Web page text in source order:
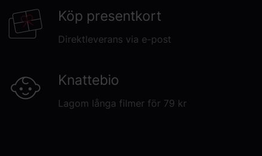
Köp presentkort
Direktleverans via e-post
Knattebio
Lagom långa filmer för 79 kr